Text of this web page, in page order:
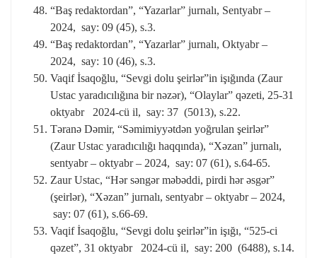
“Baş redaktordan”, “Yazarlar” jurnalı, Sentyabr –
2024, say: 09 (45), s.3.
“Baş redaktordan”, “Yazarlar” jurnalı, Oktyabr –
2024, say: 10 (46), s.3.
Vaqif İsaqoğlu, “Sevgi dolu şeirlər”in işığında (Zaur
Ustac yaradıcılığına bir nəzər), “Olaylar” qəzeti, 25-31
oktyabr 2024-cü il, say: 37 (5013), s.22.
Təranə Dəmir, “Səmimiyyətdən yoğrulan şeirlər”
(Zaur Ustac yaradıcılığı haqqında), “Xəzan” jurnalı,
sentyabr – oktyabr – 2024, say: 07 (61), s.64-65.
Zaur Ustac, “Hər səngər məbəddi, pirdi hər əsgər”
(şeirlər), “Xəzan” jurnalı, sentyabr – oktyabr – 2024,
say: 07 (61), s.66-69.
Vaqif İsaqoğlu, “Sevgi dolu şeirlər”in işığı, “525-ci
qəzet”, 31 oktyabr 2024-cü il, say: 200 (6488), s.14.